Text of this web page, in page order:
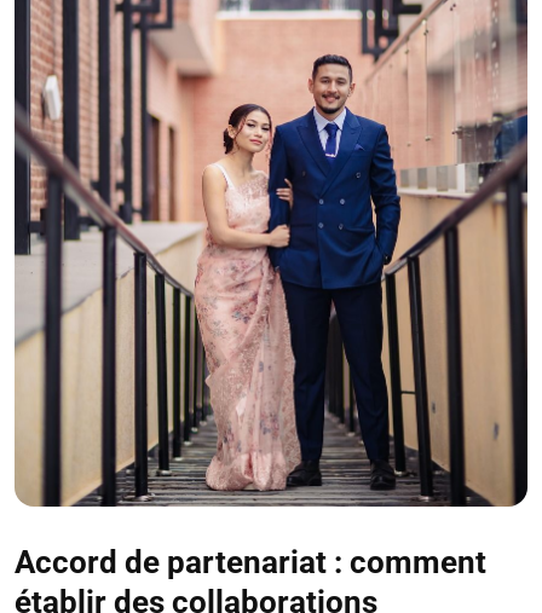
Accord de partenariat : comment
établir des collaborations